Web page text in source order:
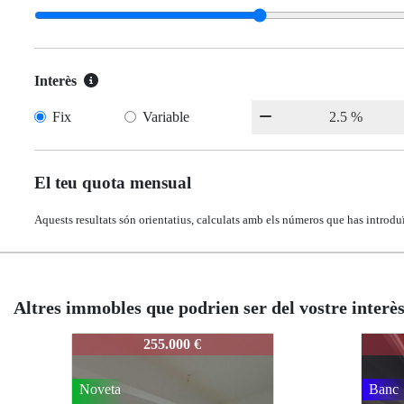
Interès
Fix Variable
El teu quota mensual
Aquests resultats són orientatius, calculats amb els números que has
Altres immobles que podrien ser del vostre interès
3858-MOLINA
290.000 €
Banc
3858-MOLINA
290.000 €
Banc